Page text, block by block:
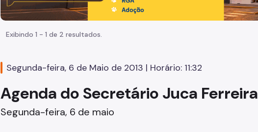
Exibindo 1 - 1 de 2 resultados.
Segunda-feira, 6 de Maio de 2013 | Horário: 11:32
Agenda do Secretário Juca Ferreira
Segunda-feira, 6 de maio